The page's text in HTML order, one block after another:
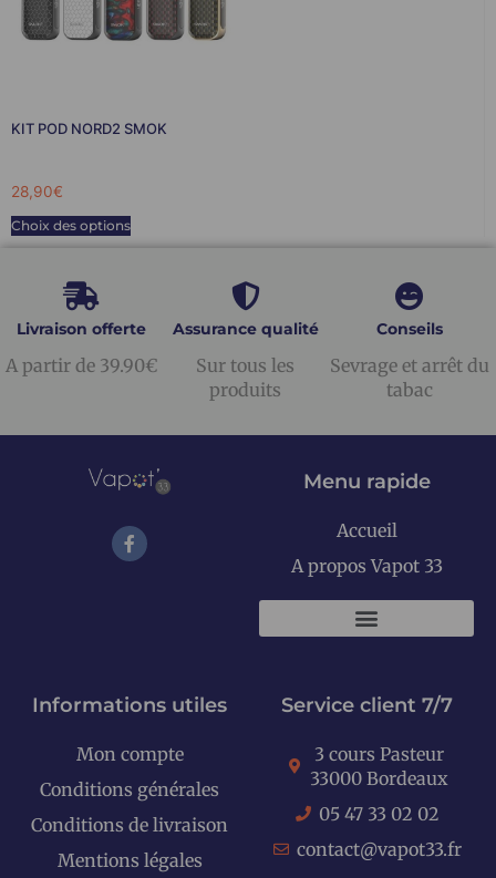
KIT POD NORD2 SMOK
28,90€
Choix des options
Livraison offerte
A partir de 39.90€
Assurance qualité
Sur tous les
produits
Conseils
Sevrage et arrêt du
tabac
Menu rapide
Accueil
A propos Vapot 33
Informations utiles
Mon compte
Conditions générales
Conditions de livraison
Mentions légales
Service client 7/7
3 cours Pasteur
33000 Bordeaux
05 47 33 02 02
contact@vapot33.fr